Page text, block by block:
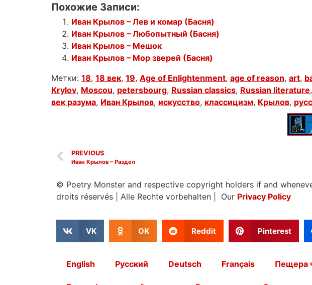
Похожие Записи:
Иван Крылов – Лев и комар (Басня)
Иван Крылов – Любопытный (Басня)
Иван Крылов – Мешок
Иван Крылов – Мор зверей (Басня)
Метки: 18, 18 век, 19, Age of Enlightenment, age of reason, art,
Krylov, Moscou, petersbourg, Russian classics, Russian literature,
век разума, Иван Крылов, искусство, классицизм, Крылов,
PREVIOUS
Иван Крылов – Раздел
© Poetry Monster and respective copyright holders if and
droits réservés
Alle Rechte vorbehalten | Our Privacy Policy
VK OK Reddit Pinterest
English Русский Deutsch Français Пещера